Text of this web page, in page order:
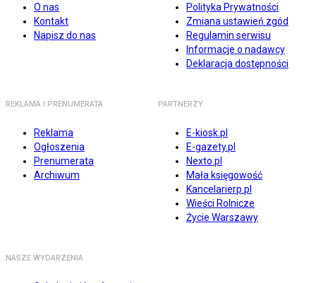
O nas
Kontakt
Napisz do nas
Polityka Prywatności
Zmiana ustawień zgód
Regulamin serwisu
Informacje o nadawcy
Deklaracja dostępności
REKLAMA I PRENUMERATA
Reklama
Ogłoszenia
Prenumerata
Archiwum
PARTNERZY
E-kiosk.pl
E-gazety.pl
Nexto.pl
Mała księgowość
Kancelarierp.pl
Wieści Rolnicze
Życie Warszawy
NASZE WYDARZENIA